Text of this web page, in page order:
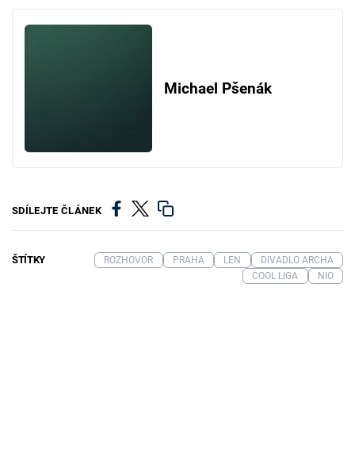
Michael Pšenák
SDÍLEJTE ČLÁNEK
ŠTÍTKY ROZHOVOR PRAHA LEN
DIVADLO ARCHA
COOL LIGA
NIO